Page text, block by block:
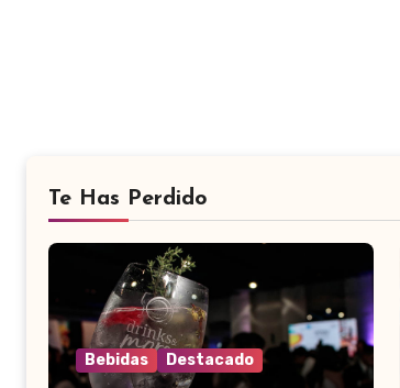
Te Has Perdido
Bebidas Destacado